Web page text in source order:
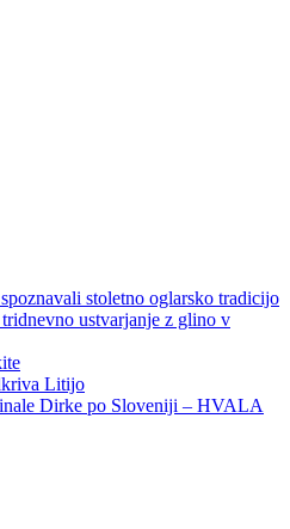
stoletno oglarsko tradicijo
ustvarjanje z glino v
Litijo
Dirke po Sloveniji – HVALA